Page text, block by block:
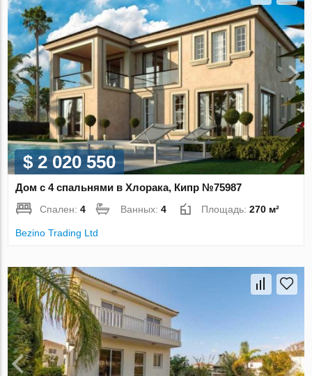
$ 2 020 550
Дом с 4 спальнями в Хлорака, Кипр №75987
Спален:4 Ванных:4 Площадь:270 м²
Bezino Trading Ltd